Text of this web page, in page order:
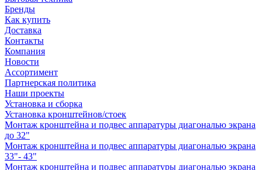
Бренды
Как купить
Доставка
Контакты
Компания
Новости
Ассортимент
Партнерская политика
Наши проекты
Установка и сборка
Установка кронштейнов/стоек
Монтаж кронштейна и подвес аппаратуры диагональю экрана
до 32"
Монтаж кронштейна и подвес аппаратуры диагональю экрана
33"- 43"
Монтаж кронштейна и подвес аппаратуры диагональю экрана